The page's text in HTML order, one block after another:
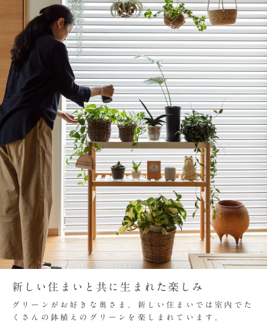
新しい住まいと共に生まれた楽しみ
グリーンがお好きな奥さま。新しい住まいでは室内でた
くさんの鉢植えのグリーンを楽しまれています。